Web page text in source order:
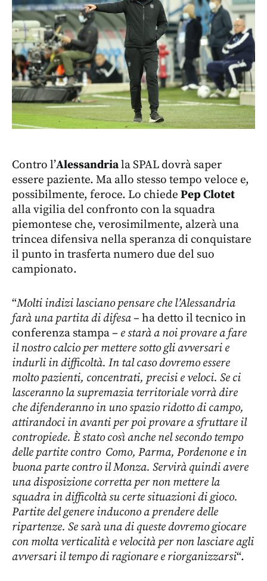
Contro l’Alessandriala SPAL dovrà saper
essere paziente. Ma allo stesso tempo veloce e,
possibilmente, feroce. Lo chiede Pep Clotet
alla vigilia del confronto con la squadra
piemontese che, verosimilmente, alzerà una
trincea difensiva nella speranza di conquistare
il punto in trasferta numero due del suo
campionato.
“Molti indizi lasciano pensare che l’Alessandria
farà una partita di difesa– ha detto il tecnico in
conferenza stampa – e starà a noi provare a fare
il nostro calcio per mettere sotto gli avversari e
indurli in difficoltà. In tal caso dovremo essere
molto pazienti, concentrati, precisi e veloci. Se ci
lasceranno la supremazia territoriale vorrà dire
che difenderanno in uno spazio ridotto di campo,
attirandoci in avanti per poi provare a sfruttare il
contropiede. È stato così anche nel secondo tempo
delle partite contro Como, Parma, Pordenone e in
buona parte contro il Monza. Servirà quindi avere
una disposizione corretta per non mettere la
squadra in difficoltà su certe situazioni di gioco.
Partite del genere inducono a prendere delle
ripartenze. Se sarà una di queste dovremo giocare
con molta verticalità e velocità per non lasciare agli
avversari il tempo di ragionare e riorganizzarsi“.